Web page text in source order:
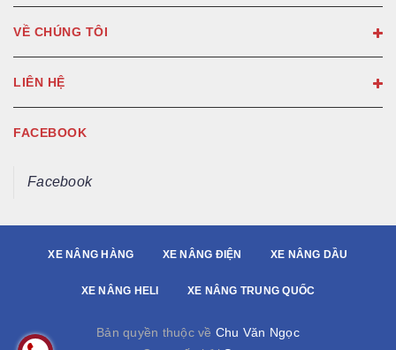
VỀ CHÚNG TÔI
LIÊN HỆ
FACEBOOK
Facebook
XE NÂNG HÀNG XE NÂNG ĐIỆN XE NÂNG DẦU
XE NÂNG HELI XE NÂNG TRUNG QUỐC
Bản quyền thuộc về Chu Văn Ngọc